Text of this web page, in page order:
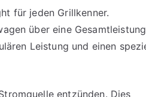
für jeden Grillkenner.
über eine
Leistung und einen
entzünden. Dies